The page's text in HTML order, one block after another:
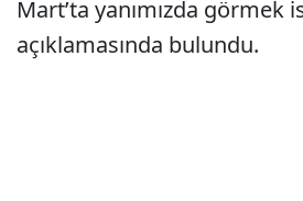
Mart’ta yanımızda görmek
açıklamasında bulundu.